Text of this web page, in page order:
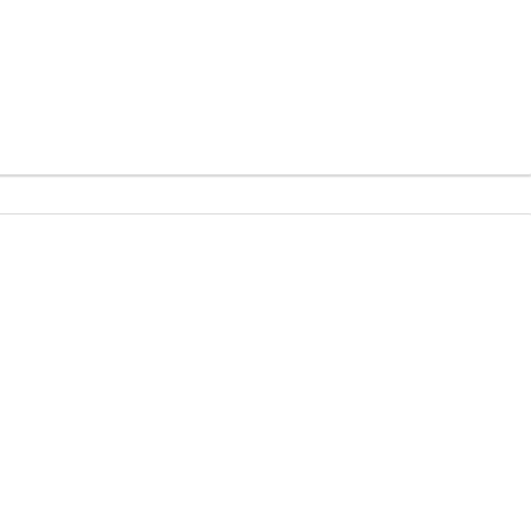
à proximité des commodités essentielles. Les
intéressant pour imaginer un espace de vie personnalisé.
immatriculé au RSAC de Angoulême sous le numéro